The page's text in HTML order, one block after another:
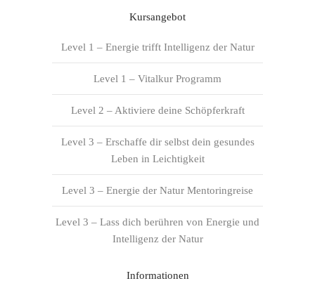
Kursangebot
Level 1 – Energie trifft Intelligenz der Natur
Level 1 – Vitalkur Programm
Level 2 – Aktiviere deine Schöpferkraft
Level 3 – Erschaffe dir selbst dein gesundes
Leben in Leichtigkeit
Level 3 – Energie der Natur Mentoringreise
Level 3 – Lass dich berühren von Energie und
Intelligenz der Natur
Informationen